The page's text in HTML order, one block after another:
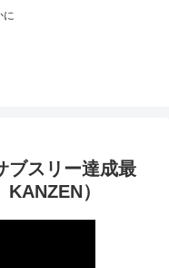
に
ブスリー達成最
）